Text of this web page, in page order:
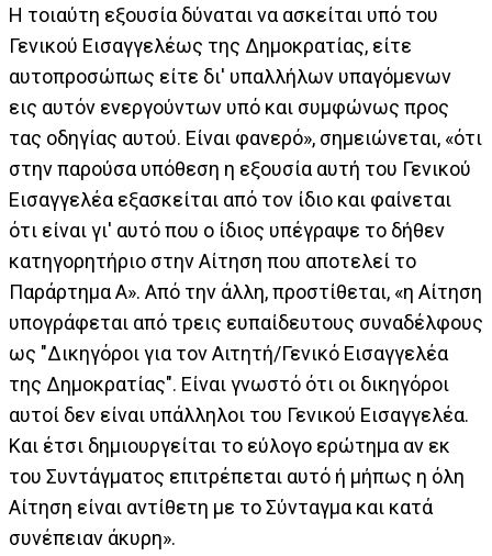
Η τοιαύτη εξουσία δύναται να ασκείται υπό του
Γενικού Εισαγγελέως της Δημοκρατίας, είτε
αυτοπροσώπως είτε δι' υπαλλήλων υπαγόμενων
εις αυτόν ενεργούντων υπό και συμφώνως προς
τας οδηγίας αυτού. Είναι φανερό», σημειώνεται, «ότι
στην παρούσα υπόθεση η εξουσία αυτή του Γενικού
Εισαγγελέα εξασκείται από τον ίδιο και φαίνεται
ότι είναι γι' αυτό που ο ίδιος υπέγραψε το δήθεν
κατηγορητήριο στην Αίτηση που αποτελεί το
Παράρτημα Α». Από την άλλη, προστίθεται, «η Αίτηση
υπογράφεται από τρεις ευπαίδευτους συναδέλφους
ως "Δικηγόροι για τον Αιτητή/Γενικό Εισαγγελέα
της Δημοκρατίας". Είναι γνωστό ότι οι δικηγόροι
αυτοί δεν είναι υπάλληλοι του Γενικού Εισαγγελέα.
Και έτσι δημιουργείται το εύλογο ερώτημα αν εκ
του Συντάγματος επιτρέπεται αυτό ή μήπως η όλη
Αίτηση είναι αντίθετη με το Σύνταγμα και κατά
συνέπειαν άκυρη».